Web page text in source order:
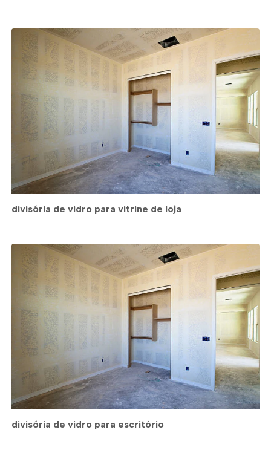
divisória de vidro para vitrine de loja
divisória de vidro para escritório